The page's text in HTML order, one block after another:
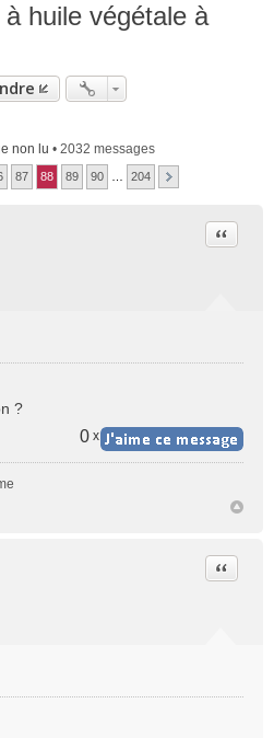
huile végétale à
non lu • 2032 messages
87 88 89 90 204
Citer
?
0 x
Citer